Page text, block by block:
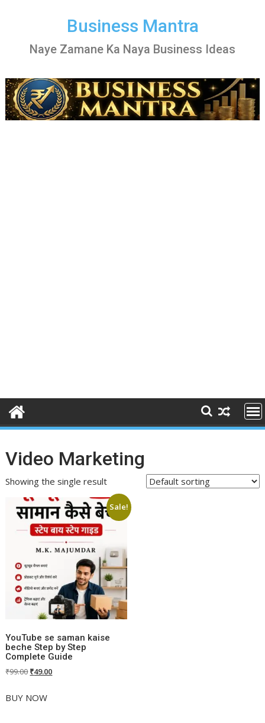
Business Mantra
Naye Zamane Ka Naya Business Ideas
Video Marketing
Showing the single result
Sale!
YouTube se saman kaise
beche Step by Step
Complete Guide
₹99.00Original
was:
₹49.00Current
BUY NOW